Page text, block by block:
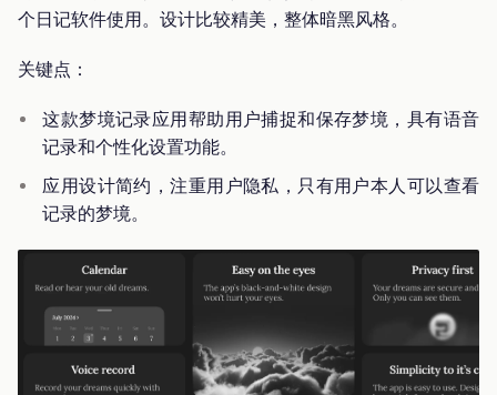
个日记软件使用。设计比较精美，整体暗黑风格。
关键点：
这款梦境记录应用帮助用户捕捉和保存梦境，具有语音
记录和个性化设置功能。
应用设计简约，注重用户隐私，只有用户本人可以查看
记录的梦境。